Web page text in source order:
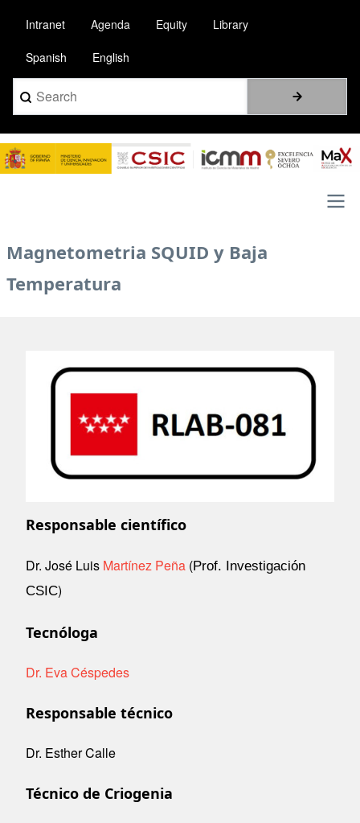
contenido
principal
Intranet Agenda Equity Library
Spanish English
Search
Image
navigation
Magnetometria SQUID y Baja
Temperatura
Responsable científico
Dr. José Luis Martínez Peña (Prof. Investigación
CSIC)
Tecnóloga
Dr. Eva Céspedes
Responsable técnico
Dr. Esther Calle
Técnico de Criogenia